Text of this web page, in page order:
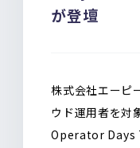
が登壇
株式会社エーピ
ウド運用者を対
Operator Days